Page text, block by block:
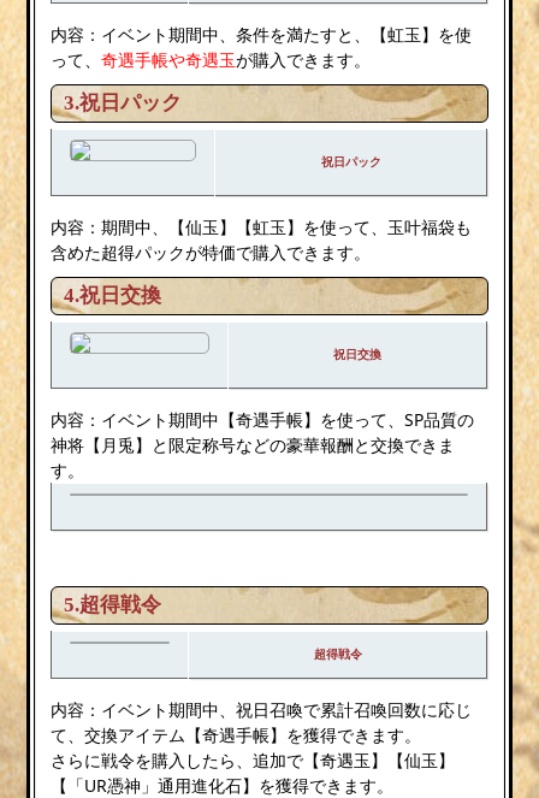
内容：イベント期間中、条件を満たすと、【虹玉】を使
って、奇遇手帳や奇遇玉が購入できます。
3.祝日パック
祝日パック
内容：期間中、【仙玉】【虹玉】を使って、玉叶福袋も
含めた超得パックが特価で購入できます。
4.祝日交換
祝日交換
内容：イベント期間中【奇遇手帳】を使って、SP品質の
神将【月兎】と限定称号などの豪華報酬と交換できま
す。
5.超得戦令
超得戦令
内容：イベント期間中、祝日召喚で累計召喚回数に応じ
て、交換アイテム【奇遇手帳】を獲得できます。
さらに戦令を購入したら、追加で【奇遇玉】【仙玉】
【「UR憑神」通用進化石】を獲得できます。